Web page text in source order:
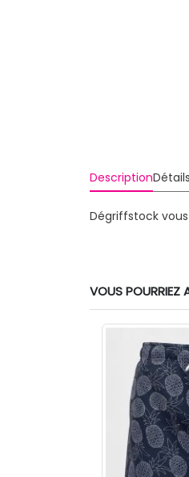
Description
Dégriffstock
VOUS POURRIEZ